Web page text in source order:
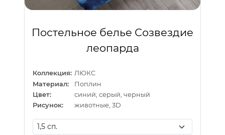
Постельное белье Созвездие
леопарда
Коллекция: ЛЮКС
Материал:
Поплин
Цвет:
синий, серый, черный
Рисунок:
животные, 3D